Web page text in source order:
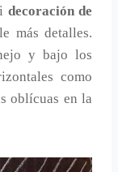
decoración de
más detalles.
y bajo los
como
oblícuas en la